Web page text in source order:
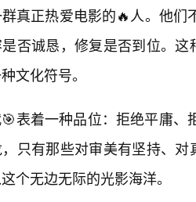
真正热爱电影的🔥人。他
否诚恳，修复是否到位。
文化符号。
表着一种品位：拒绝平庸
只有那些对审美有坚持、
个无边无际的光影海洋。